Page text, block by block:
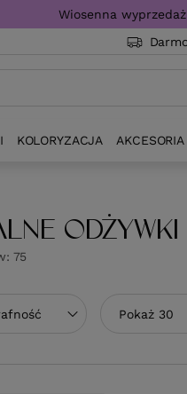
Wiosenna
KOLORYZACJA
75
Zmień
Pokaż 30